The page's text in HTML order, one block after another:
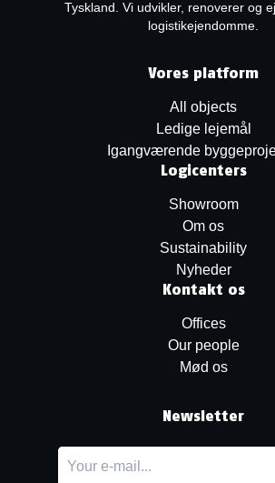
Tyskland. Vi udvikler, renoverer og
logistikejendomme.
Vores platform
All objects
Ledige lejemål
Igangværende
Logicenters
Showroom
Om os
Sustainability
Nyheder
Kontakt os
Offices
Our people
Mød os
Newsletter